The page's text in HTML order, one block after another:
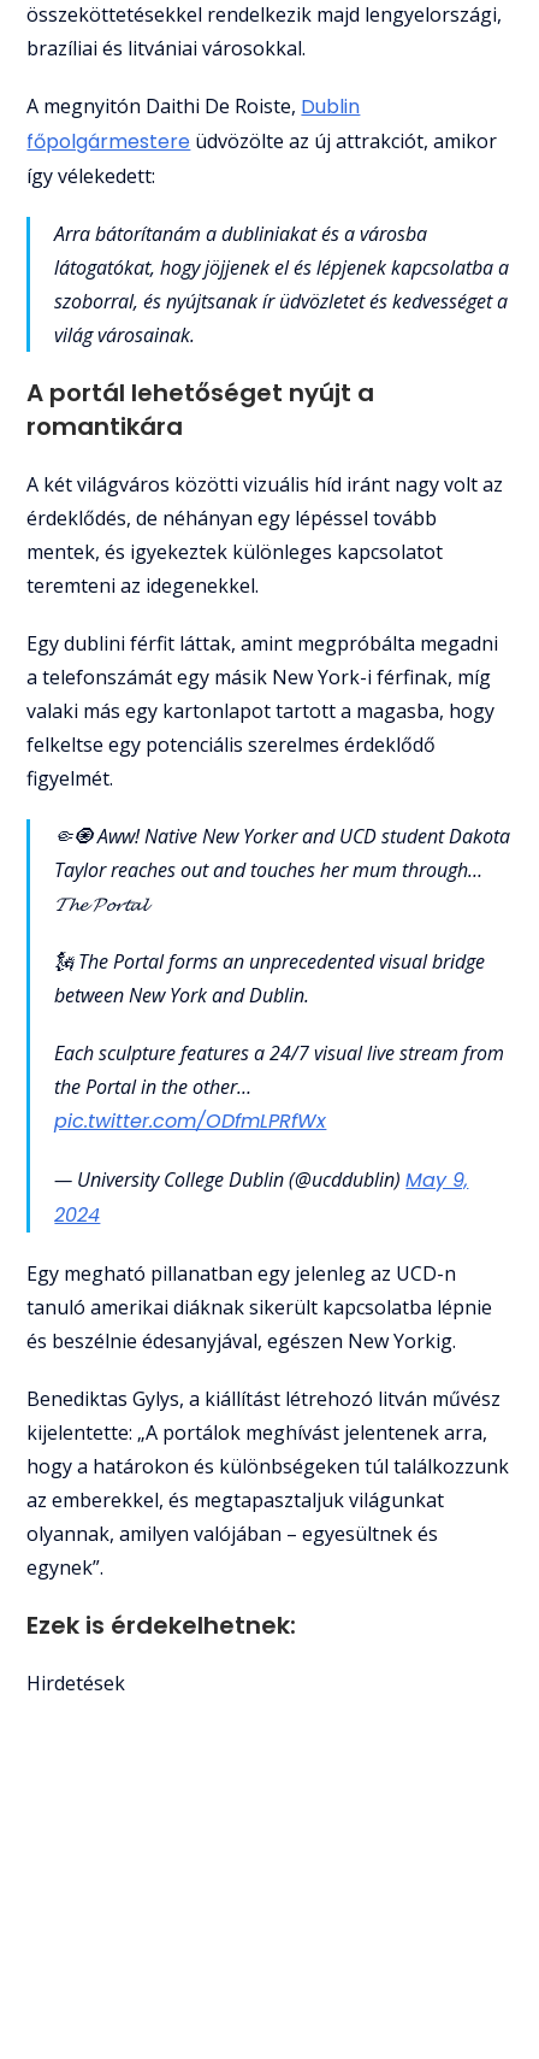
összeköttetésekkel rendelkezik majd lengyelországi,
brazíliai és litvániai városokkal.
A megnyitón Daithi De Roiste, Dublin
főpolgármestere üdvözölte az új attrakciót, amikor
így vélekedett:
Arra bátorítanám a dubliniakat és a városba
látogatókat, hogy jöjjenek el és lépjenek kapcsolatba a
szoborral, és nyújtsanak ír üdvözletet és kedvességet a
világ városainak.
A portál lehetőséget nyújt a
romantikára
A két világváros közötti vizuális híd iránt nagy volt az
érdeklődés, de néhányan egy lépéssel tovább
mentek, és igyekeztek különleges kapcsolatot
teremteni az idegenekkel.
Egy dublini férfit láttak, amint megpróbálta megadni
a telefonszámát egy másik New York-i férfinak, míg
valaki más egy kartonlapot tartott a magasba, hogy
felkeltse egy potenciális szerelmes érdeklődő
figyelmét.
🤏🧿 Aww! Native New Yorker and UCD student Dakota
Taylor reaches out and touches her mum through…
𝓣𝓱𝓮 𝓟𝓸𝓻𝓽𝓪𝓵
🗽 The Portal forms an unprecedented visual bridge
between New York and Dublin.
Each sculpture features a 24/7 visual live stream from
the Portal in the other…
pic.twitter.com/ODfmLPRfWx
— University College Dublin (@ucddublin)May 9,
2024
Egy megható pillanatban egy jelenleg az UCD-n
tanuló amerikai diáknak sikerült kapcsolatba lépnie
és beszélnie édesanyjával, egészen New Yorkig.
Benediktas Gylys, a kiállítást létrehozó litván művész
kijelentette: „A portálok meghívást jelentenek arra,
hogy a határokon és különbségeken túl találkozzunk
az emberekkel, és megtapasztaljuk világunkat
olyannak, amilyen valójában – egyesültnek és
egynek”.
Ezek is érdekelhetnek:
Hirdetések